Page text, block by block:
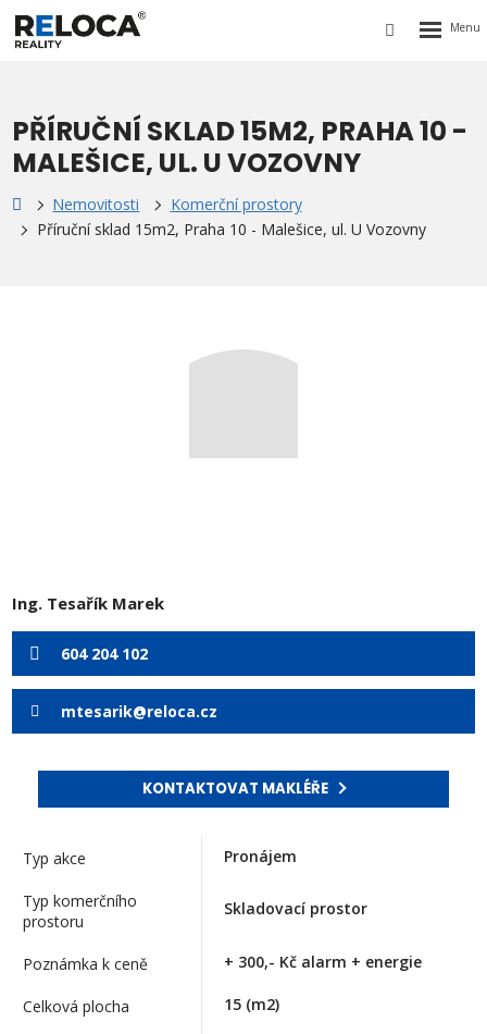
Vyhledávání
PŘÍRUČNÍ SKLAD 15M2, PRAHA 10 -
MALEŠICE, UL. U VOZOVNY
Nemovitosti
Komerční prostory
Příruční sklad 15m2, Praha 10 - Malešice, ul. U Vozovny
Ing. Tesařík Marek
604 204 102
mtesarik@reloca.cz
KONTAKTOVAT MAKLÉŘE
Typ akce Pronájem
Typ komerčního
prostoru
Skladovací prostor
Poznámka k ceně + 300,- Kč alarm + energie
Celková plocha 15 (m2)